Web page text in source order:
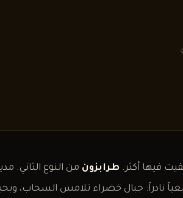
فيها أكثر. طرابزون من النوع الثاني.
نادراً: جبال خضراء تلامس السحاب،